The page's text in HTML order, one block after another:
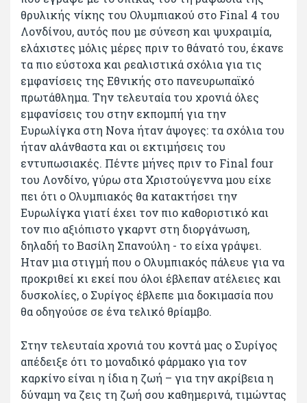
θρυλικής νίκης του Ολυμπιακού στο Final 4 του
Λονδίνου, αυτός που με σύνεση και ψυχραιμία,
ελάχιστες μόλις μέρες πριν το θάνατό του, έκανε
τα πιο εύστοχα και ρεαλιστικά σχόλια για τις
εμφανίσεις της Εθνικής στο πανευρωπαϊκό
πρωτάθλημα. Την τελευταία του χρονιά όλες
εμφανίσεις του στην εκπομπή για την
Ευρωλίγκα στη Νova ήταν άψογες: τα σχόλια του
ήταν αλάνθαστα και οι εκτιμήσεις του
εντυπωσιακές. Πέντε μήνες πριν το Final four
του Λονδίνο, γύρω στα Χριστούγεννα μου είχε
πει ότι ο Ολυμπιακός θα κατακτήσει την
Ευρωλίγκα γιατί έχει τον πιο καθοριστικό και
τον πιο αξιόπιστο γκαρντ στη διοργάνωση,
δηλαδή το Βασίλη Σπανούλη - το είχα γράψει.
Ηταν μια στιγμή που ο Ολυμπιακός πάλευε για να
προκριθεί κι εκεί που όλοι έβλεπαν ατέλειες και
δυσκολίες, ο Συρίγος έβλεπε μια δοκιμασία που
θα οδηγούσε σε ένα τελικό θρίαμβο.
Στην τελευταία χρονιά του κοντά μας ο Συρίγος
απέδειξε ότι το μοναδικό φάρμακο για τον
καρκίνο είναι η ίδια η ζωή – για την ακρίβεια η
δύναμη να ζεις τη ζωή σου καθημερινά, τιμώντας